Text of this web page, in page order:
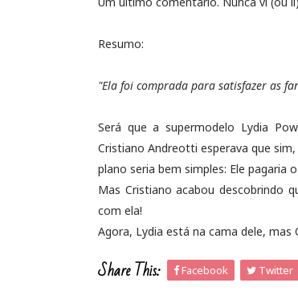
Resumo:
"Ela foi comprada para satisfazer as
Será que a supermodelo Lydia
Cristiano Andreotti esperava que
plano seria bem simples: Ele pagaria
Mas Cristiano acabou descobrindo
com ela!
Agora, Lydia está na cama dele,
Share This: Facebook Twitter